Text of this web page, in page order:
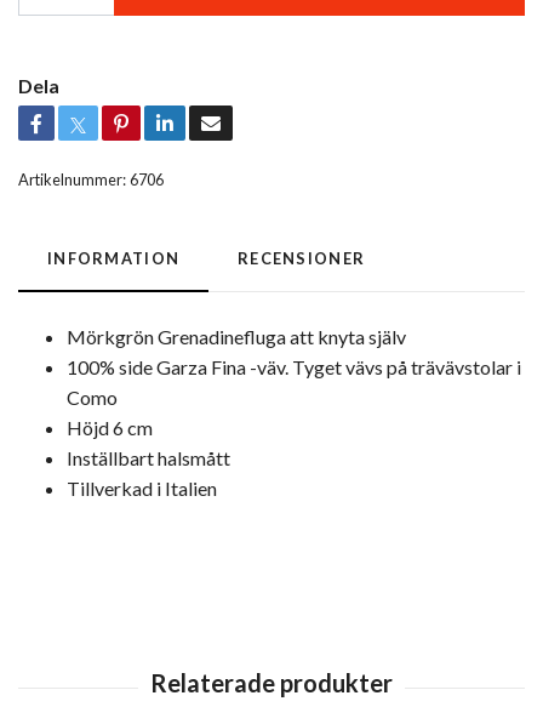
Dela
Artikelnummer:6706
INFORMATION RECENSIONER
Mörkgrön Grenadinefluga att knyta själv
100% side Garza Fina -väv. Tyget vävs på trävävstolar i
Como
Höjd 6 cm
Inställbart halsmått
Tillverkad i Italien